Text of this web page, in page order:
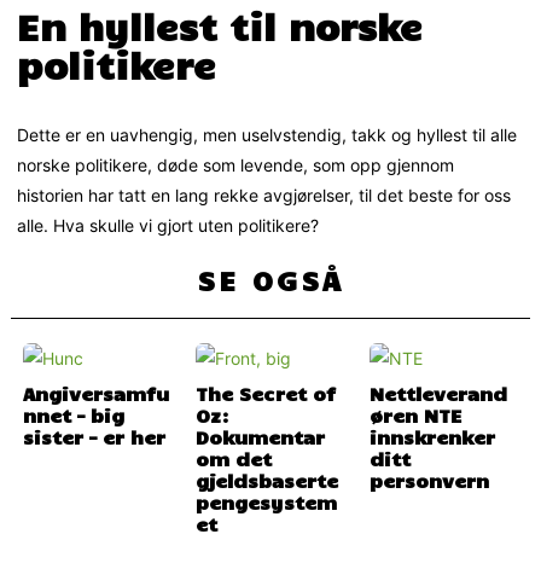
En hyllest til norske
politikere
Dette er en uavhengig, men uselvstendig, takk og hyllest til alle
norske politikere, døde som levende, som opp gjennom
historien har tatt en lang rekke avgjørelser, til det beste for oss
alle. Hva skulle vi gjort uten politikere?
SE OGSÅ
Angiversamfu
nnet – big
sister – er her
The Secret of
Oz:
Dokumentar
om det
gjeldsbaserte
pengesystem
et
Nettleverand
øren NTE
innskrenker
ditt
personvern